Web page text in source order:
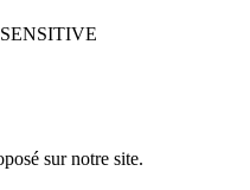
SENSITIVE
sur notre site.